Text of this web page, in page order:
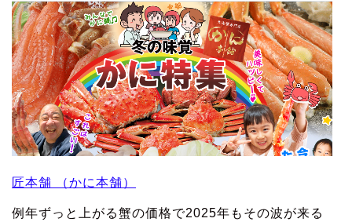
匠本舗 （かに本舗）
例年ずっと上がる蟹の価格で2025年もその波が来る